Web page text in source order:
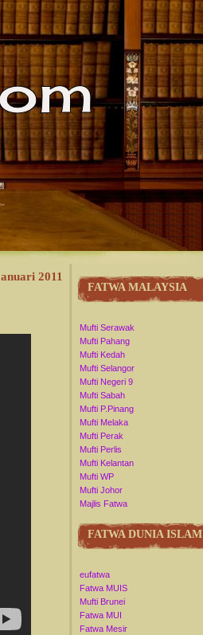
2011
FATWA MALAYSIA
Mufti Serawak
Mufti Pahang
Mufti Kedah
Mufti Selangor
Mufti Negeri 9
Mufti Sabah
Mufti P.Pinang
Mufti Melaka
Mufti Perak
Mufti Perlis
Mufti Kelantan
Mufti WP
Mufti Johor
Majlis Fatwa
FATWA DUNIA ISLAM
eufatwa
Fatwa MUIS
Mufti Brunei
Fatwa MUI
Fatwa Mesir